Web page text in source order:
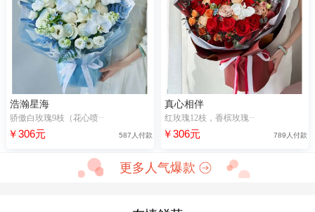
浩瀚星海
骄傲白玫瑰9枝（花心喷··
￥306元 587人付款
真心相伴
红玫瑰12枝，香槟玫瑰··
￥306元 789人付款
更多人气爆款